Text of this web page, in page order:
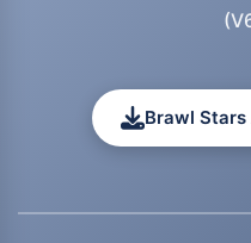
Brawl Stars